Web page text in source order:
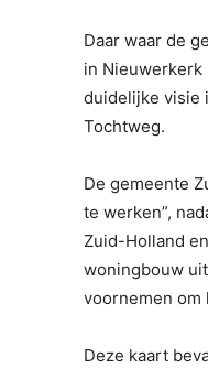
Daar waar de
in Nieuwerkerk
duidelijke visie
Tochtweg.
De gemeente
te werken”,
Zuid-Holland
woningbouw
voornemen om
Deze kaart